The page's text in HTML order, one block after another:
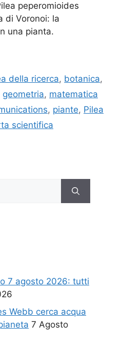
peperomioides
di Voronoi: la
una pianta.
della ricerca, botanica,
geometria, matematica
, piante, Pilea
scientifica
7 agosto 2026: tutti
Webb cerca acqua
7 Agosto